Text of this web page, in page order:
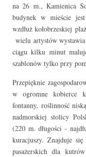
na 26 m., Kamienica
budynek w mieście
wzdłuż kołobrzeskiej
wielu artystów
ciągu kilku minut
szablonów tylko przy
Przepięknie
w ogromne kobierce
fontanny, roślinność
nadmorskiej stolicy
(220 m. długości -
kuracjuszy. Znajduje
pasażerskich dla